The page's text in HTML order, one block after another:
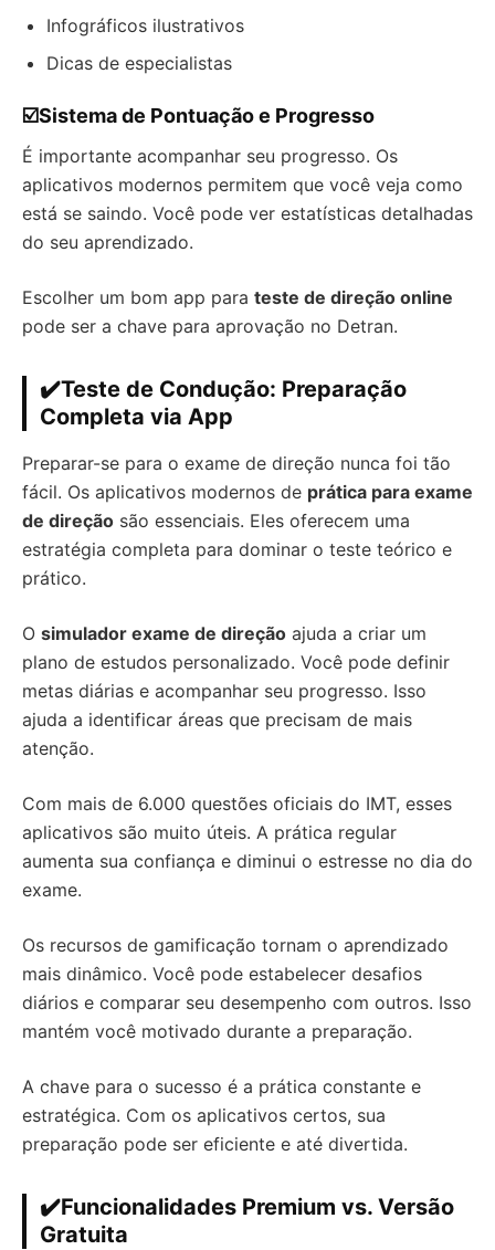
Infográficos ilustrativos
Dicas de especialistas
☑️Sistema de Pontuação e Progresso
É importante acompanhar seu progresso. Os
aplicativos modernos permitem que você veja como
está se saindo. Você pode ver estatísticas detalhadas
do seu aprendizado.
Escolher um bom app para teste de direção online
pode ser a chave para aprovação no Detran.
✔️Teste de Condução: Preparação
Completa via App
Preparar-se para o exame de direção nunca foi tão
fácil. Os aplicativos modernos de prática para exame
de direção são essenciais. Eles oferecem uma
estratégia completa para dominar o teste teórico e
prático.
O simulador exame de direção ajuda a criar um
plano de estudos personalizado. Você pode definir
metas diárias e acompanhar seu progresso. Isso
ajuda a identificar áreas que precisam de mais
atenção.
Com mais de 6.000 questões oficiais do IMT, esses
aplicativos são muito úteis. A prática regular
aumenta sua confiança e diminui o estresse no dia do
exame.
Os recursos de gamificação tornam o aprendizado
mais dinâmico. Você pode estabelecer desafios
diários e comparar seu desempenho com outros. Isso
mantém você motivado durante a preparação.
A chave para o sucesso é a prática constante e
estratégica. Com os aplicativos certos, sua
preparação pode ser eficiente e até divertida.
✔️Funcionalidades Premium vs. Versão
Gratuita